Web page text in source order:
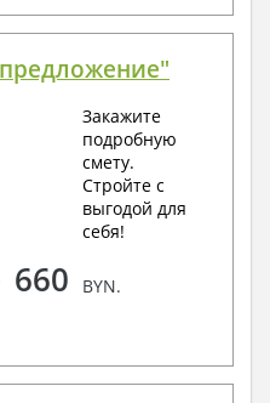
Закажите
подробную
смету.
Стройте с
выгодой для
себя!
660 BYN.